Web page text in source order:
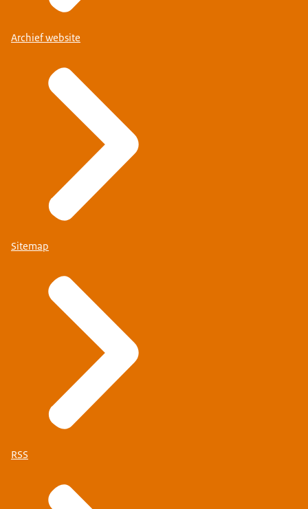
Archief website
Sitemap
RSS